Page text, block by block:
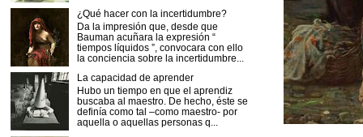
¿Qué hacer con la incertidumbre?
Da la impresión que, desde que
Bauman acuñara la expresión “
tiempos líquidos ”, convocara con ello
la conciencia sobre la incertidumbre...
La capacidad de aprender
Hubo un tiempo en que el aprendiz
buscaba al maestro. De hecho, éste se
definía como tal –como maestro- por
aquella o aquellas personas q...